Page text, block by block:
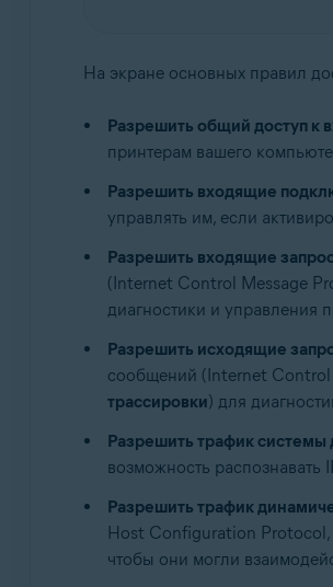
На экране основных правил
Разрешить общий доступ к
принтерам вашего
Разрешить входящие
управлять им, если
Разрешить входящие
(Internet Control Message
диагностики и управления
Разрешить исходящие
сообщений (Internet Control
трассировки) для
Разрешить трафик
возможность распознавать
Разрешить трафик
Host Configuration Protocol,
чтобы они могли